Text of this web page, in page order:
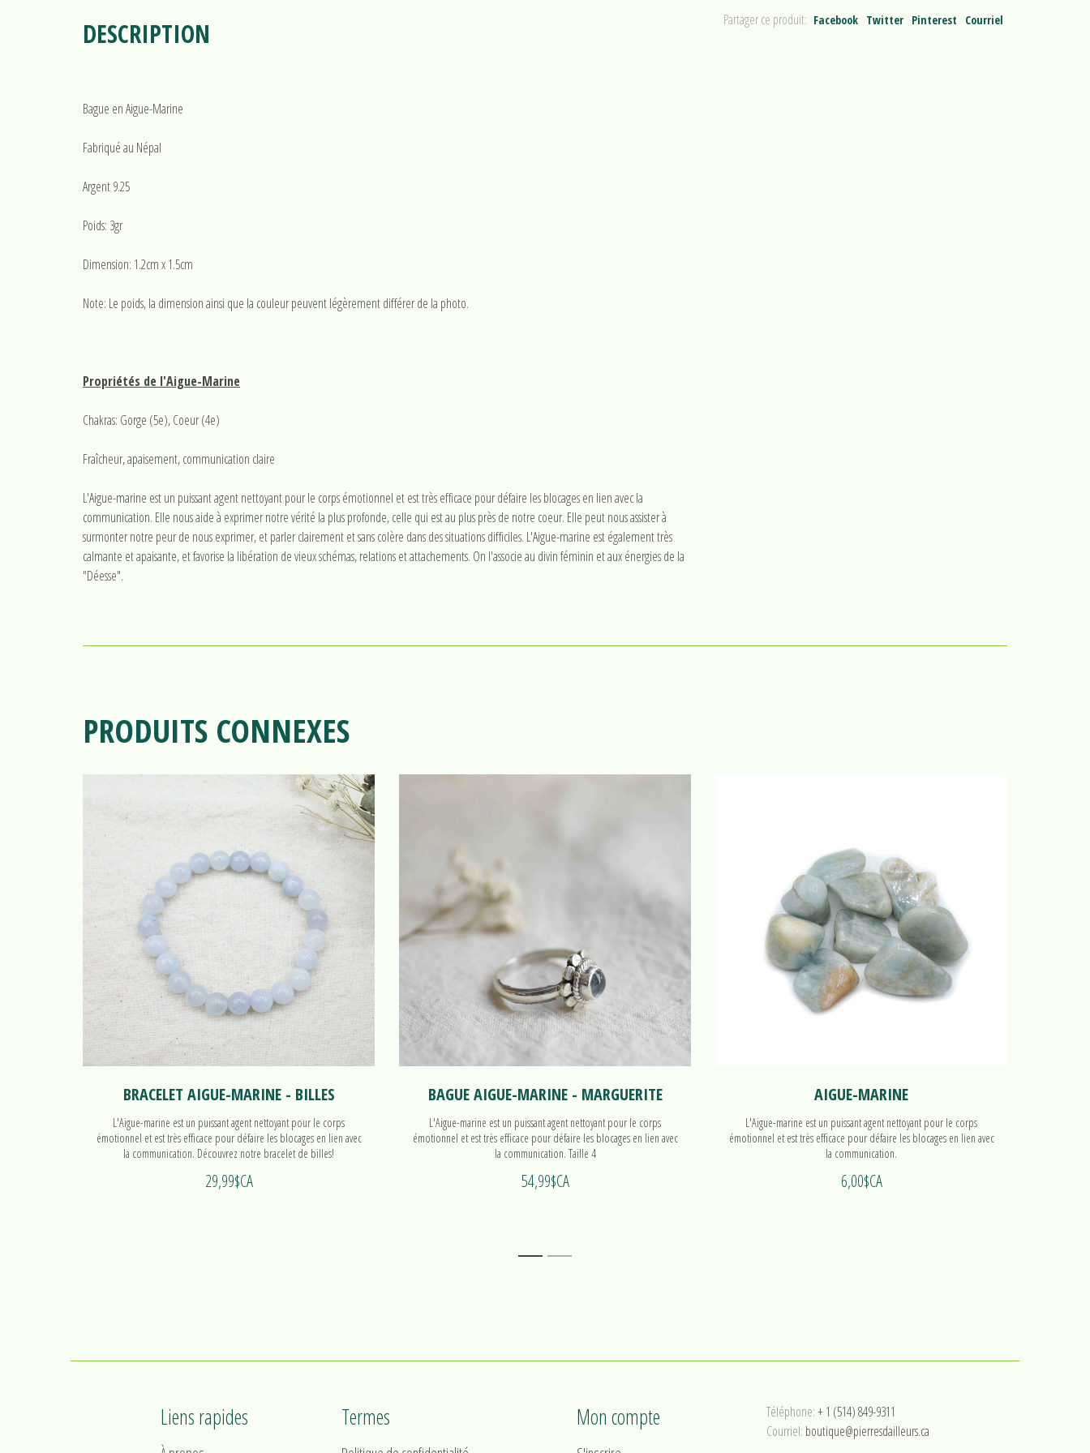
Partager ce produit: Facebook Twitter Pinterest Courriel
DESCRIPTION
Bague en Aigue-Marine
Fabriqué au Népal
Argent 9.25
Poids: 3gr
Dimension: 1.2cm x 1.5cm
Note: Le poids, la dimension ainsi que la couleur peuvent légèrement différer de la photo.
Propriétés de l'Aigue-Marine
Chakras: Gorge (5e), Coeur (4e)
Fraîcheur, apaisement, communication claire
L'Aigue-marine est un puissant agent nettoyant pour le corps émotionnel et est très efficace pour défaire les blocages en lien avec la
communication. Elle nous aide à exprimer notre vérité la plus profonde, celle qui est au plus près de notre coeur. Elle peut nous assister à
surmonter notre peur de nous exprimer, et parler clairement et sans colère dans des situations difficiles. L'Aigue-marine est également très
calmante et apaisante, et favorise la libération de vieux schémas, relations et attachements. On l'associe au divin féminin et aux énergies de la
"Déesse".
PRODUITS CONNEXES
BRACELET AIGUE-MARINE - BILLES
L'Aigue-marine est un puissant agent nettoyant pour le corps
émotionnel et est très efficace pour défaire les blocages en lien avec
la communication. Découvrez notre bracelet de billes!
29,99$CA
BAGUE AIGUE-MARINE - MARGUERITE
L'Aigue-marine est un puissant agent nettoyant pour le corps
émotionnel et est très efficace pour défaire les blocages en lien avec
la communication. Taille 4
54,99$CA
AIGUE-MARINE
L'Aigue-marine est un puissant agent nettoyant pour le corps
émotionnel et est très efficace pour défaire les blocages en lien avec
la communication.
6,00$CA
1 2
Liens rapides Termes Mon compte Téléphone:+ 1 (514) 849-9311
Courriel: boutique@pierresdailleurs.ca